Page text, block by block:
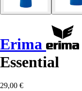
Erima
Essential
29,00 €